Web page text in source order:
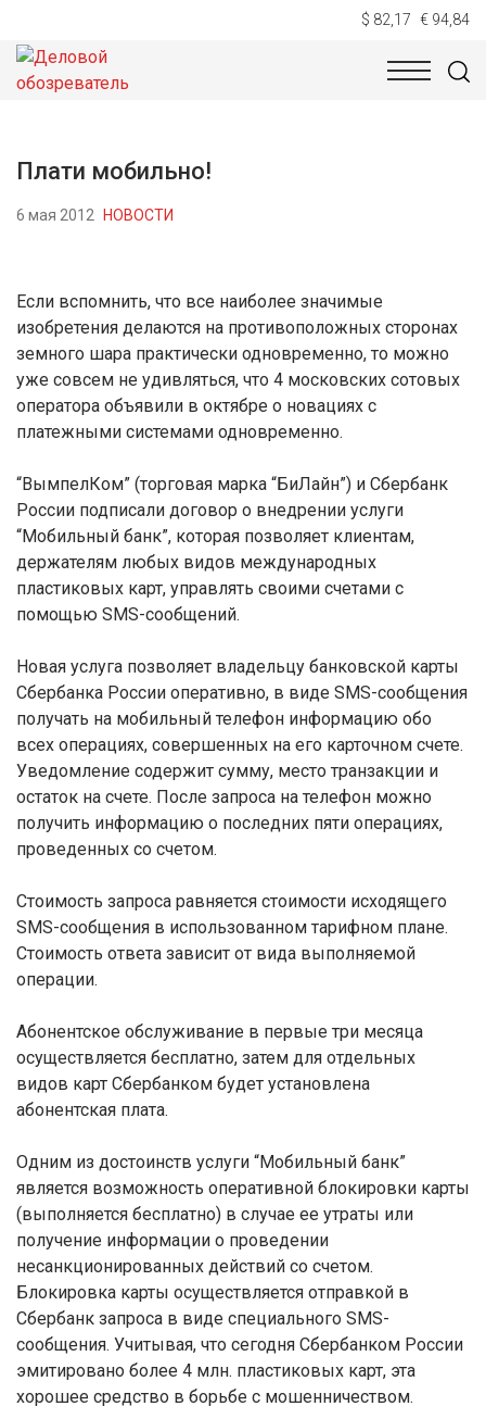
$ 82,17 € 94,84
НОВОСТИ
Плати мобильно!
6 мая 2012 НОВОСТИ
Если вспомнить, что все наиболее значимые
изобретения делаются на противоположных сторонах
земного шара практически одновременно, то можно
уже совсем не удивляться, что 4 московских сотовых
оператора объявили в октябре о новациях с
платежными системами одновременно.
“ВымпелКом” (торговая марка “БиЛайн”) и Сбербанк
России подписали договор о внедрении услуги
“Мобильный банк”, которая позволяет клиентам,
держателям любых видов международных
пластиковых карт, управлять своими счетами с
помощью SMS-сообщений.
Новая услуга позволяет владельцу банковской карты
Сбербанка России оперативно, в виде SMS-сообщения
получать на мобильный телефон информацию обо
всех операциях, совершенных на его карточном счете.
Уведомление содержит сумму, место транзакции и
остаток на счете. После запроса на телефон можно
получить информацию о последних пяти операциях,
проведенных со счетом.
Стоимость запроса равняется стоимости исходящего
SMS-сообщения в использованном тарифном плане.
Стоимость ответа зависит от вида выполняемой
операции.
Абонентское обслуживание в первые три месяца
осуществляется бесплатно, затем для отдельных
видов карт Сбербанком будет установлена
абонентская плата.
Одним из достоинств услуги “Мобильный банк”
является возможность оперативной блокировки карты
(выполняется бесплатно) в случае ее утраты или
получение информации о проведении
несанкционированных действий со счетом.
Блокировка карты осуществляется отправкой в
Сбербанк запроса в виде специального SMS-
сообщения. Учитывая, что сегодня Сбербанком России
эмитировано более 4 млн. пластиковых карт, эта
хорошее средство в борьбе с мошенничеством.